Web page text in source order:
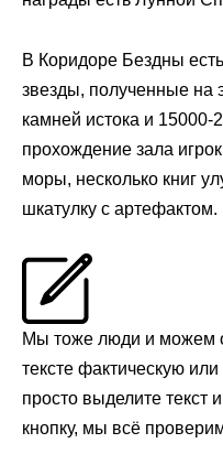
В Коридоре Бездны
звезды, полученные на
камней истока и
прохождение зала
моры, несколько книг
шкатулку с артефактом.
Мы тоже люди и можем
тексте фактическую
просто выделите текст
кнопку, мы всё